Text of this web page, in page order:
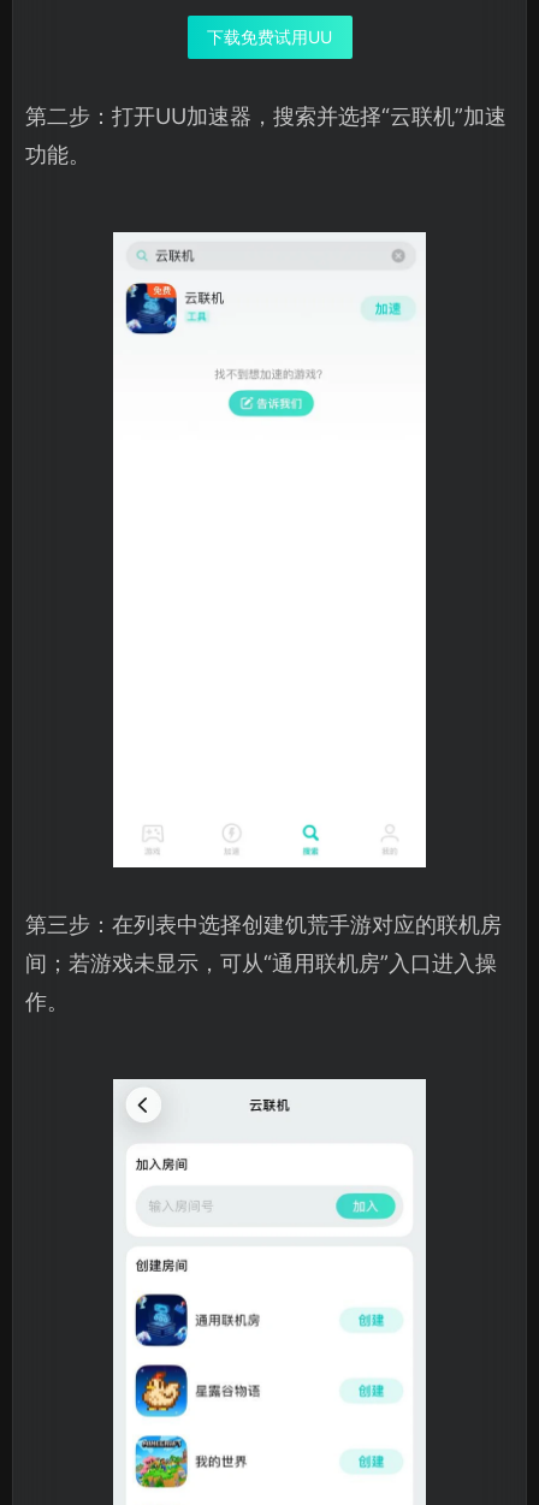
下载免费试用UU
第二步：打开UU加速器，搜索并选择“云联机”加速
功能。
第三步：在列表中选择创建饥荒手游对应的联机房
间；若游戏未显示，可从“通用联机房”入口进入操
作。